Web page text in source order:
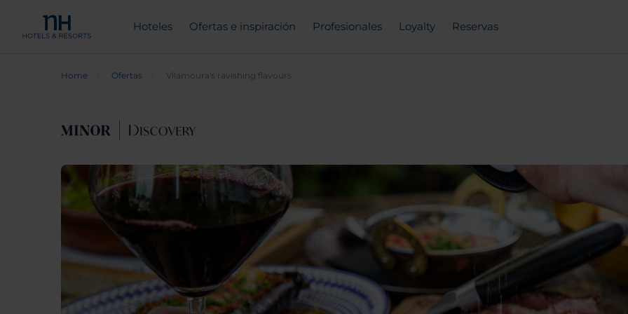
Hoteles Ofertas e inspiración Profesionales Loyalty Reservas
Home Ofertas Vilamoura's ravishing flavours